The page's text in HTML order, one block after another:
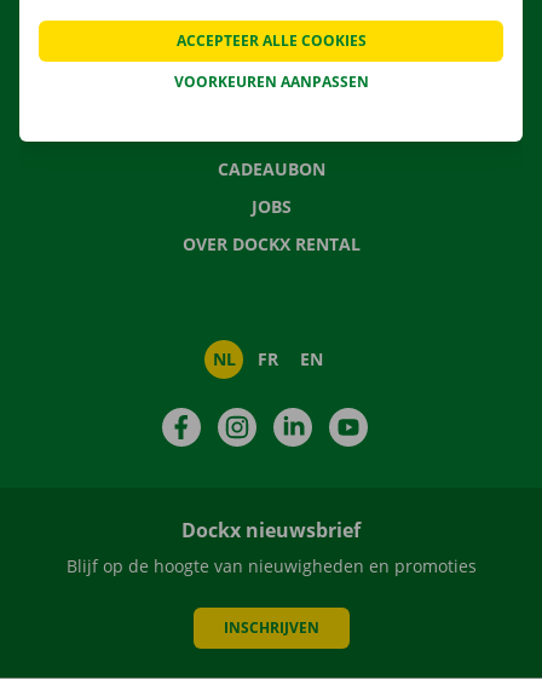
CONTACTEER ONS
VEELGESTELDE VRAGEN
CADEAUBON
JOBS
OVER DOCKX RENTAL
NL FR EN
FacebookInstagramLinkedIn
Dockx nieuwsbrief
Blijf op de hoogte van nieuwigheden en promoties
INSCHRIJVEN
VOORKEUREN AANPASSEN
ACCEPTEER ALLE COOKIES